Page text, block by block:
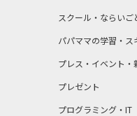
スクール・ならいご
パパママの学習・ス
プレス・イベント・
プレゼント
プログラミング・IT